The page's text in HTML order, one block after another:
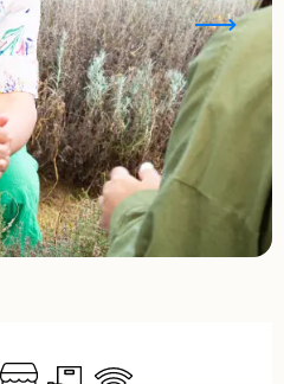
réunion
BoutiqueLivraison
WiFi